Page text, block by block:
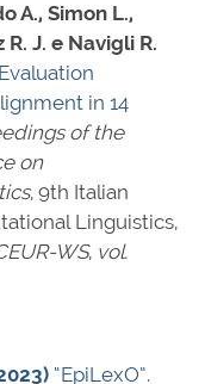
A., Simon L.,
J. e Navigli R.
in 14
of the
on
, 9th Italian
Linguistics,
WS, vol.
“EpiLexO”.